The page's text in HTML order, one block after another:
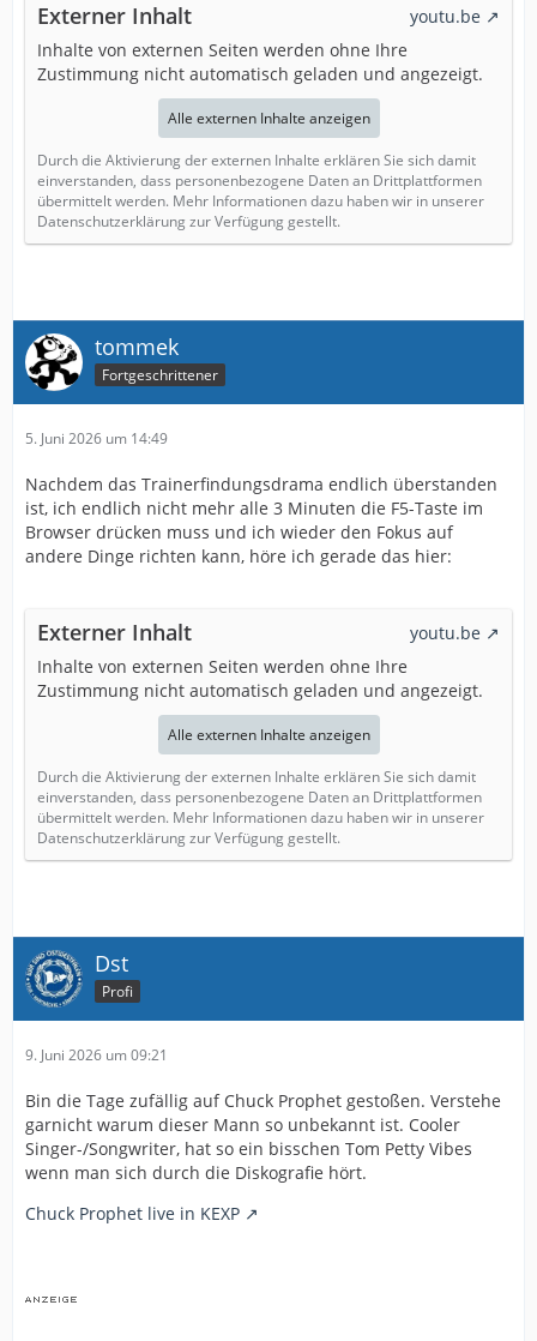
Externer Inhalt
youtu.be
Inhalte von externen Seiten werden ohne Ihre
Zustimmung nicht automatisch geladen und angezeigt.
Alle externen Inhalte anzeigen
Durch die Aktivierung der externen Inhalte erklären Sie sich damit
einverstanden, dass personenbezogene Daten an Drittplattformen
übermittelt werden. Mehr Informationen dazu haben wir in unserer
Datenschutzerklärung zur Verfügung gestellt.
tommek
Fortgeschrittener
5. Juni 2026 um 14:49
Nachdem das Trainerfindungsdrama endlich überstanden
ist, ich endlich nicht mehr alle 3 Minuten die F5-Taste im
Browser drücken muss und ich wieder den Fokus auf
andere Dinge richten kann, höre ich gerade das hier:
Externer Inhalt
youtu.be
Inhalte von externen Seiten werden ohne Ihre
Zustimmung nicht automatisch geladen und angezeigt.
Alle externen Inhalte anzeigen
Durch die Aktivierung der externen Inhalte erklären Sie sich damit
einverstanden, dass personenbezogene Daten an Drittplattformen
übermittelt werden. Mehr Informationen dazu haben wir in unserer
Datenschutzerklärung zur Verfügung gestellt.
Dst
Profi
9. Juni 2026 um 09:21
Bin die Tage zufällig auf Chuck Prophet gestoßen. Verstehe
garnicht warum dieser Mann so unbekannt ist. Cooler
Singer-/Songwriter, hat so ein bisschen Tom Petty Vibes
wenn man sich durch die Diskografie hört.
Chuck Prophet live in KEXP